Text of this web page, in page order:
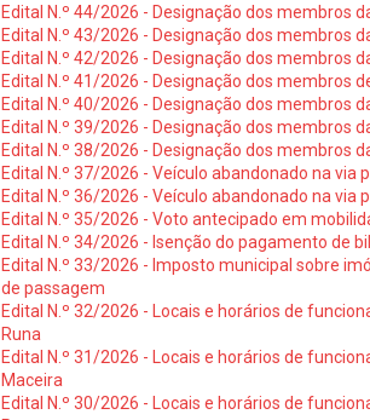
Edital N.º 44/2026 - Designação dos membros
Edital N.º 43/2026 - Designação dos membros
Edital N.º 42/2026 - Designação dos membros
Edital N.º 41/2026 - Designação dos membros
Edital N.º 40/2026 - Designação dos membros
Edital N.º 39/2026 - Designação dos membros
Edital N.º 38/2026 - Designação dos membros
Edital N.º 37/2026 - Veículo abandonado na via
Edital N.º 36/2026 - Veículo abandonado na via
Edital N.º 35/2026 - Voto antecipado em
Edital N.º 34/2026 - Isenção do pagamento de
Edital N.º 33/2026 - Imposto municipal sobre
de passagem
Edital N.º 32/2026 - Locais e horários de
Runa
Edital N.º 31/2026 - Locais e horários de
Maceira
Edital N.º 30/2026 - Locais e horários de